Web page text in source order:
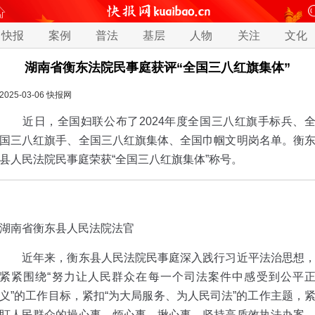
快报 案例 普法 基层 人物 关注 文化
湖南省衡东法院民事庭获评“全国三八红旗集体”
2025-03-06 快报网
近日，全国妇联公布了2024年度全国三八红旗手标兵、全
国三八红旗手、全国三八红旗集体、全国巾帼文明岗名单。衡东
县人民法院民事庭荣获“全国三八红旗集体”称号。
湖南省衡东县人民法院法官
近年来，衡东县人民法院民事庭深入践行习近平法治思想，
紧紧围绕“努力让人民群众在每一个司法案件中感受到公平正
义”的工作目标，紧扣“为大局服务、为人民司法”的工作主题，紧